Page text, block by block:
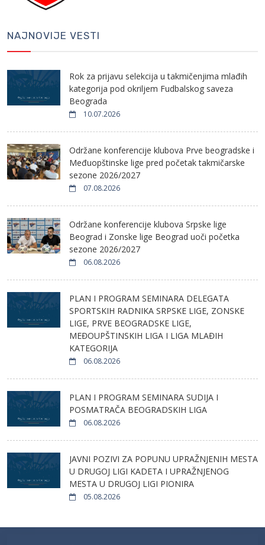
NAJNOVIJE VESTI
Rok za prijavu selekcija u takmičenjima mlađih
kategorija pod okriljem Fudbalskog saveza
Beograda
10.07.2026
Održane konferencije klubova Prve beogradske i
Međuopštinske lige pred početak takmičarske
sezone 2026/2027
07.08.2026
Održane konferencije klubova Srpske lige
Beograd i Zonske lige Beograd uoči početka
sezone 2026/2027
06.08.2026
PLAN I PROGRAM SEMINARA DELEGATA
SPORTSKIH RADNIKA SRPSKE LIGE, ZONSKE
LIGE, PRVE BEOGRADSKE LIGE,
MEĐOUPŠTINSKIH LIGA I LIGA MLAĐIH
KATEGORIJA
06.08.2026
PLAN I PROGRAM SEMINARA SUDIJA I
POSMATRAČA BEOGRADSKIH LIGA
06.08.2026
JAVNI POZIVI ZA POPUNU UPRAŽNJENIH MESTA
U DRUGOJ LIGI KADETA I UPRAŽNJENOG
MESTA U DRUGOJ LIGI PIONIRA
05.08.2026